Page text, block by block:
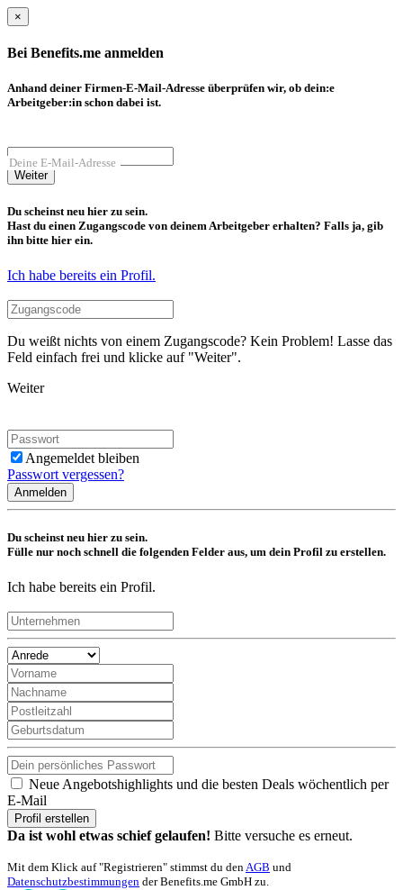
×
Bei Benefits.me anmelden
Anhand deiner Firmen-E-Mail-Adresse überprüfen wir, ob dein:e
Arbeitgeber:in schon dabei ist.
Deine E-Mail-Adresse
Weiter
Du scheinst neu hier zu sein.
Hast du einen Zugangscode von deinem Arbeitgeber erhalten? Falls ja, gib
ihn bitte hier ein.
Ich habe bereits ein Profil.
Du weißt nichts von einem Zugangscode? Kein Problem! Lasse das
Feld einfach frei und klicke auf "Weiter".
Weiter
Angemeldet bleiben
Passwort vergessen?
Anmelden
Du scheinst neu hier zu sein.
Fülle nur noch schnell die folgenden Felder aus, um dein Profil zu erstellen.
Ich habe bereits ein Profil.
Neue Angebotshighlights und die besten Deals wöchentlich per
E-Mail
Profil erstellen
Da ist wohl etwas schief gelaufen! Bitte versuche es erneut.
Mit dem Klick auf "Registrieren" stimmst du denAGB und
Datenschutzbestimmungen der Benefits.me GmbH zu.